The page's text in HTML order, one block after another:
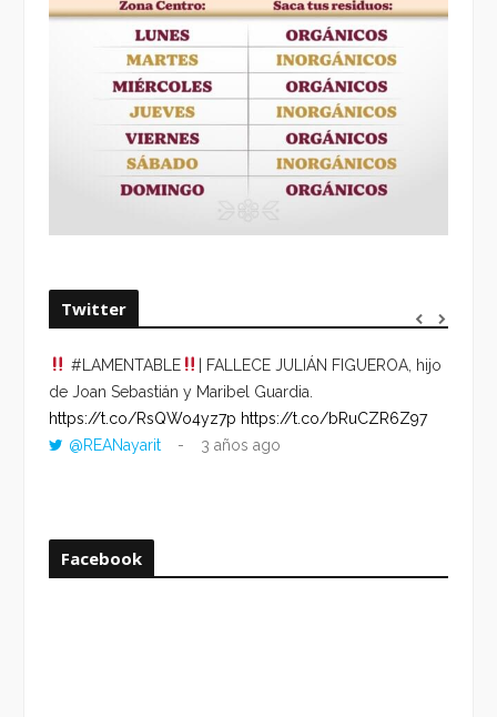
Twitter
#LAMENTABLE
| FALLECE JULIÁN FIGUEROA, hijo
de Joan Sebastián y Maribel Guardia.
https://t.co/RsQWo4yz7p https://t.co/bRuCZR6Z97
@REANayarit
3 años ago
Facebook